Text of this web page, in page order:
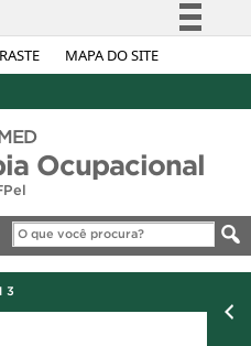
MAPA DO SITE
Simplifique!
Acesso à informação
Legislação
Canais
Ocupacional